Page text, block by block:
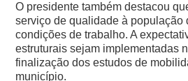
O presidente também destacou
serviço de qualidade à população
condições de trabalho. A
estruturais sejam implementadas
finalização dos estudos de
município.